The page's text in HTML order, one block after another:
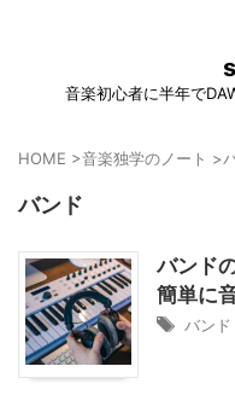
音楽初心者に半年で
HOME >音楽独学のノート >
バンド
バンド
簡単に
バン